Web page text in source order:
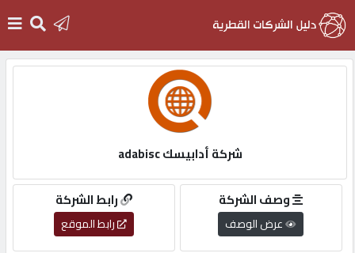
التسجيل
English
شركة أدابيسك adabisc
رابط الشركة
رابط الموقع
وصف الشركة
عرض الوصف